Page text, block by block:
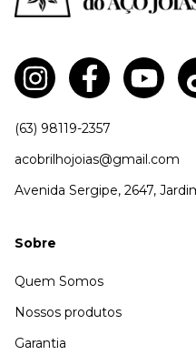
(63) 98119-2357
acobrilhojoias@gmail.com
Avenida Sergipe, 2647,
Sobre
Quem Somos
Nossos produtos
Garantia